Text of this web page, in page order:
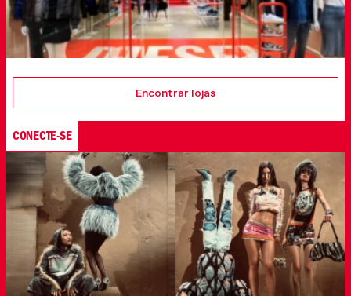
Encontrar lojas
CONECTE-SE